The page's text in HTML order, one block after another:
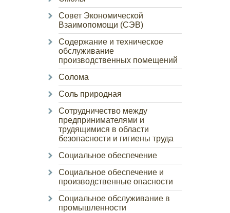
Совет Экономической
Взаимопомощи (СЭВ)
Содержание и техническое
обслуживание
производственных помещений
Солома
Соль природная
Сотрудничество между
предпринимателями и
трудящимися в области
безопасности и гигиены труда
Социальное обеспечение
Социальное обеспечение и
производственные опасности
Социальное обслуживание в
промышленности